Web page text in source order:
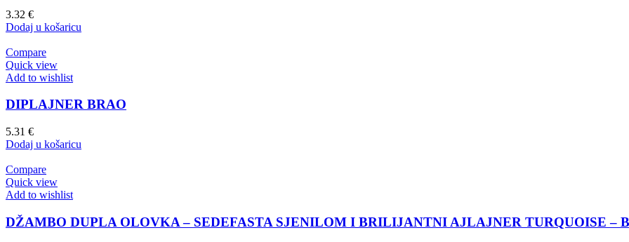
3.32 €
Dodaj u košaricu
Compare
Quick view
Add to wishlist
DIPLAJNER BRAO
5.31 €
Dodaj u košaricu
Compare
Quick view
Add to wishlist
DŽAMBO DUPLA OLOVKA – SEDEFASTA SJENILOM I BRILIJANTNI AJLAJNER TURQUOISE –